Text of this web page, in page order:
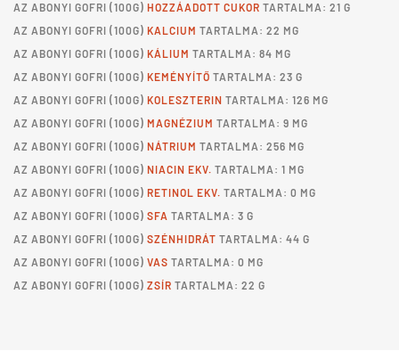
AZ ABONYI GOFRI (100G) HOZZÁADOTT CUKOR TARTALMA: 21 G
AZ ABONYI GOFRI (100G) KALCIUM TARTALMA: 22 MG
AZ ABONYI GOFRI (100G) KÁLIUM TARTALMA: 84 MG
AZ ABONYI GOFRI (100G) KEMÉNYÍTŐ TARTALMA: 23 G
AZ ABONYI GOFRI (100G) KOLESZTERIN TARTALMA: 126 MG
AZ ABONYI GOFRI (100G) MAGNÉZIUM TARTALMA: 9 MG
AZ ABONYI GOFRI (100G) NÁTRIUM TARTALMA: 256 MG
AZ ABONYI GOFRI (100G) NIACIN EKV. TARTALMA: 1 MG
AZ ABONYI GOFRI (100G) RETINOL EKV. TARTALMA: 0 MG
AZ ABONYI GOFRI (100G) SFA TARTALMA: 3 G
AZ ABONYI GOFRI (100G) SZÉNHIDRÁT TARTALMA: 44 G
AZ ABONYI GOFRI (100G) VAS TARTALMA: 0 MG
AZ ABONYI GOFRI (100G) ZSÍR TARTALMA: 22 G